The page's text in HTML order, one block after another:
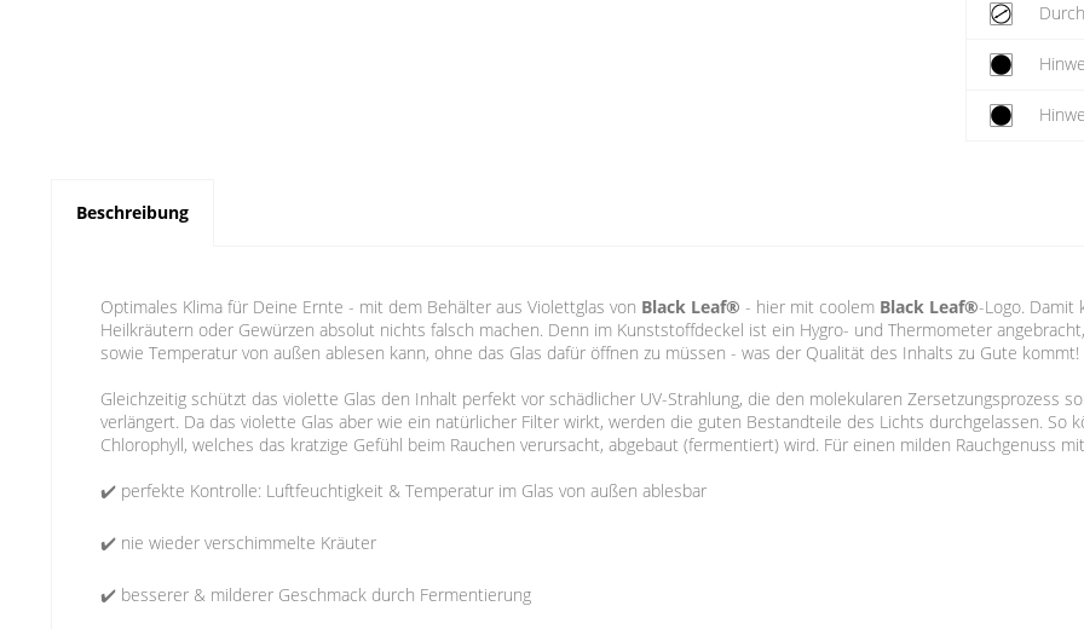
Beschreibung
Optimales Klima für Deine Ernte - mit dem Behälter aus Violettglas von Black Leaf® - hier mit coolem Black Leaf®-Logo. Damit
Heilkräutern oder Gewürzen absolut nichts falsch machen. Denn im Kunststoffdeckel ist ein Hygro- und Thermometer
sowie Temperatur von außen ablesen kann, ohne das Glas dafür öffnen zu müssen - was der Qualität des Inhalts zu Gute kommt!
Gleichzeitig schützt das violette Glas den Inhalt perfekt vor schädlicher UV-Strahlung, die den molekularen Zersetzungsprozess
verlängert. Da das violette Glas aber wie ein natürlicher Filter wirkt, werden die guten Bestandteile des Lichts durchgelassen.
Chlorophyll, welches das kratzige Gefühl beim Rauchen verursacht, abgebaut (fermentiert) wird. Für einen milden Rauchgenuss
✔️ perfekte Kontrolle: Luftfeuchtigkeit & Temperatur im Glas von außen ablesbar
✔️ nie wieder verschimmelte Kräuter
✔️ besserer & milderer Geschmack durch Fermentierung